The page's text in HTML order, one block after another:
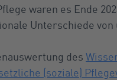
waren es Ende
Unterschiede von
des
(soziale)